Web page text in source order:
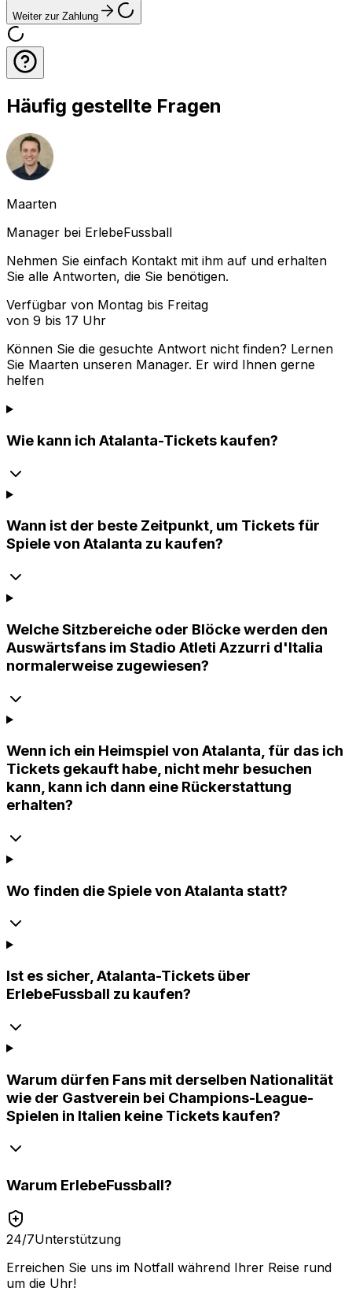
Weiter zur Zahlung
Häufig gestellte Fragen
Maarten
Manager bei ErlebeFussball
Nehmen Sie einfach Kontakt mit ihm auf und erhalten
Sie alle Antworten, die Sie benötigen.
Verfügbar von Montag bis Freitag
von 9 bis 17 Uhr
Können Sie die gesuchte Antwort nicht finden? Lernen
Sie Maarten unseren Manager. Er wird Ihnen gerne
helfen
Wie kann ich Atalanta-Tickets kaufen?
Wann ist der beste Zeitpunkt, um Tickets für
Spiele von Atalanta zu kaufen?
Welche Sitzbereiche oder Blöcke werden den
Auswärtsfans im Stadio Atleti Azzurri d'Italia
normalerweise zugewiesen?
Wenn ich ein Heimspiel von Atalanta, für das ich
Tickets gekauft habe, nicht mehr besuchen
kann, kann ich dann eine Rückerstattung
erhalten?
Wo finden die Spiele von Atalanta statt?
Ist es sicher, Atalanta-Tickets über
ErlebeFussball zu kaufen?
Warum dürfen Fans mit derselben Nationalität
wie der Gastverein bei Champions-League-
Spielen in Italien keine Tickets kaufen?
Warum ErlebeFussball?
24/7Unterstützung
Erreichen Sie uns im Notfall während Ihrer Reise rund
um die Uhr!